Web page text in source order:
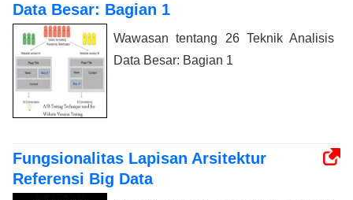
Data Besar: Bagian 1
Wawasan tentang 26 Teknik Analisis
Data Besar: Bagian 1
Fungsionalitas Lapisan Arsitektur
Referensi Big Data